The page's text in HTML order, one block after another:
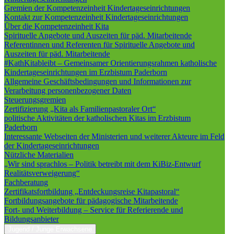
Gremien der Kompetenzeinheit Kindertageseinrichtungen
Kontakt zur Kompetenzeinheit Kindertageseinrichtungen
Über die Kompetenzeinheit Kita
Spirituelle Angebote und Auszeiten für päd. Mitarbeitende
Referentinnen und Referenten für Spirituelle Angebote und
Auszeiten für päd. Mitarbeitende
#KathKitableibt – Gemeinsamer Orientierungsrahmen katholische
Kindertageseinrichtungen im Erzbistum Paderborn
Allgemeine Geschäftsbedingungen und Informationen zur
Verarbeitung personenbezogener Daten
Steuerungsgremien
Zertifizierung „Kita als Familienpastoraler Ort“
politische Aktivitäten der katholischen Kitas im Erzbistum
Paderborn
Interessante Webseiten der Ministerien und weiterer Akteure im Feld
der Kindertageseinrichtungen
Nützliche Materialien
„Wir sind sprachlos – Politik betreibt mit dem KiBiz-Entwurf
Realitätsverweigerung“
Fachberatung
Zertifikatsfortbildung „Entdeckungsreise Kitapastoral“
Fortbildungsangebote für pädagogische Mitarbeitende
Fort- und Weiterbildung – Service für Referierende und
Bildungsanbieter